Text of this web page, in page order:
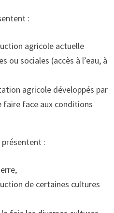
:
agricole actuelle
ou sociales (accès à l’eau, à
agricole développés par
faire face aux conditions
:
de certaines cultures